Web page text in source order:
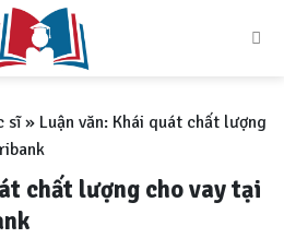
sĩ» Luận văn: Khái quát chất lượng
chất lượng cho vay tại